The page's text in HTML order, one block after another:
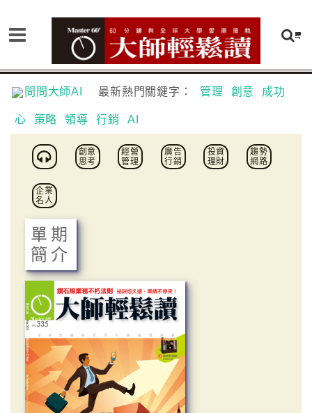
問問大師AI 最新熱門關鍵字： 管理 創意 成功
心 策略 領導 行銷 AI
創意
思考
經營
管理
廣告
行銷
投資
理財
趨勢
網路
企業
名人
單期
簡介